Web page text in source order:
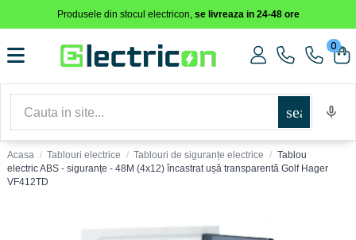
Produsele din stocul electricon, se livreaza in 24-48 ore
0
search
Acasa Tablouri electrice Tablouri de siguranțe electrice
Tablou
electric ABS - siguranțe - 48M (4x12) încastrat ușă transparentă Golf Hager
VF412TD